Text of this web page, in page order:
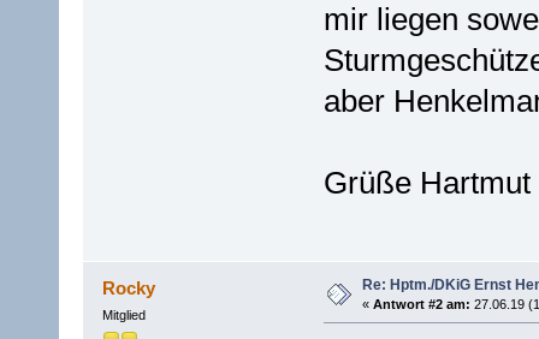
mir liegen
aber
Grüße Hartmut
Rocky
Mitglied
Re: Hptm./DKiG Ernst
« Antwort #2 am: 27.06.19